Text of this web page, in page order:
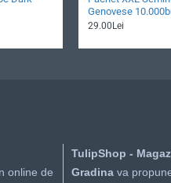
Genovese
29.00Lei
online de
TulipShop -
Gradinava